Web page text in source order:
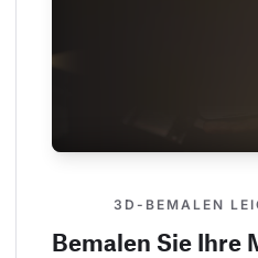
3D-BEMALEN
Bemalen Sie Ihre